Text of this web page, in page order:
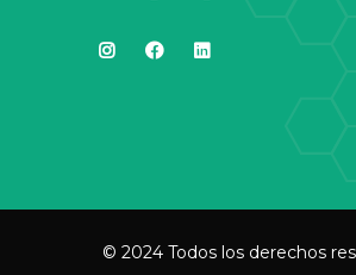
© 2024 Todos los derechos